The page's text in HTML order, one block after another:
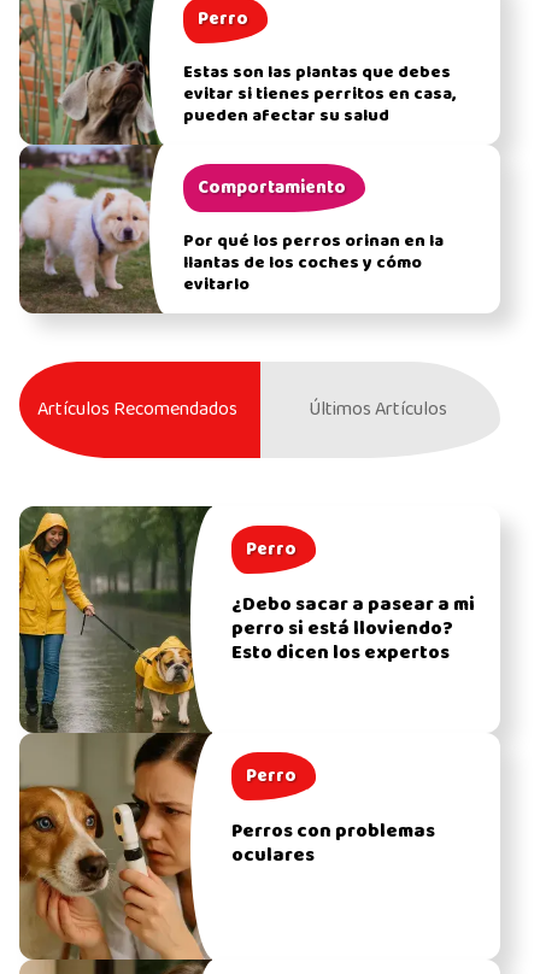
Perro
Estas son las plantas que debes
evitar si tienes perritos en casa,
pueden afectar su salud
Comportamiento
Por qué los perros orinan en la
llantas de los coches y cómo
evitarlo
Artículos Recomendados Últimos Artículos
Perro
¿Debo sacar a pasear a mi
perro si está lloviendo?
Esto dicen los expertos
Perro
Perros con problemas
oculares